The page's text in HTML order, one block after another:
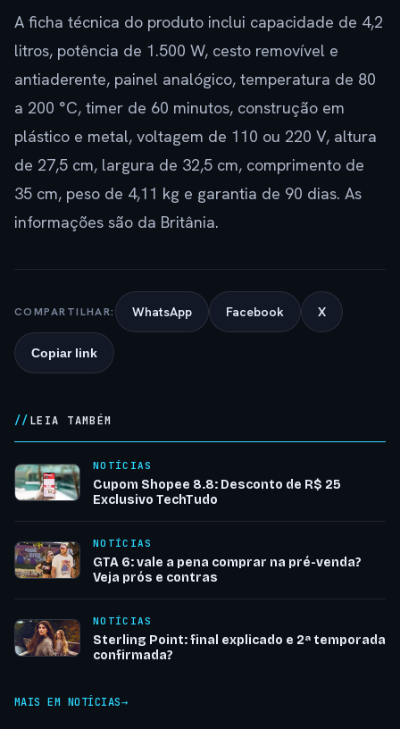
A ficha técnica do produto inclui capacidade de 4,2
litros, potência de 1.500 W, cesto removível e
antiaderente, painel analógico, temperatura de 80
a 200 °C, timer de 60 minutos, construção em
plástico e metal, voltagem de 110 ou 220 V, altura
de 27,5 cm, largura de 32,5 cm, comprimento de
35 cm, peso de 4,11 kg e garantia de 90 dias. As
informações são da Britânia.
COMPARTILHAR: WhatsApp Facebook X
Copiar link
LEIA TAMBÉM
NOTÍCIAS
Cupom Shopee 8.8: Desconto de R$ 25
Exclusivo TechTudo
NOTÍCIAS
GTA 6: vale a pena comprar na pré-venda?
Veja prós e contras
NOTÍCIAS
Sterling Point: final explicado e 2ª temporada
confirmada?
MAIS EM NOTÍCIAS